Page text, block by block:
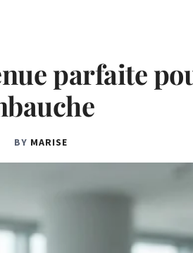
parfaite
BY MARISE